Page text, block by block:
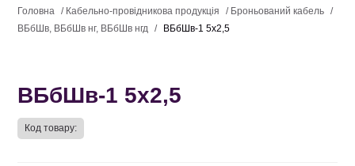
Головна / Кабельно-провідникова продукція / Броньований кабель /
ВБбШв, ВБбШв нг, ВБбШв нгд / ВБбШв-1 5х2,5
ВБбШв-1 5х2,5
Код товару: